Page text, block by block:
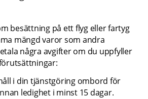
besättning på ett flyg eller fartyg
mängd varor som andra
några avgifter om du uppfyller
i din tjänstgöring ombord för
ledighet i minst 15 dagar.